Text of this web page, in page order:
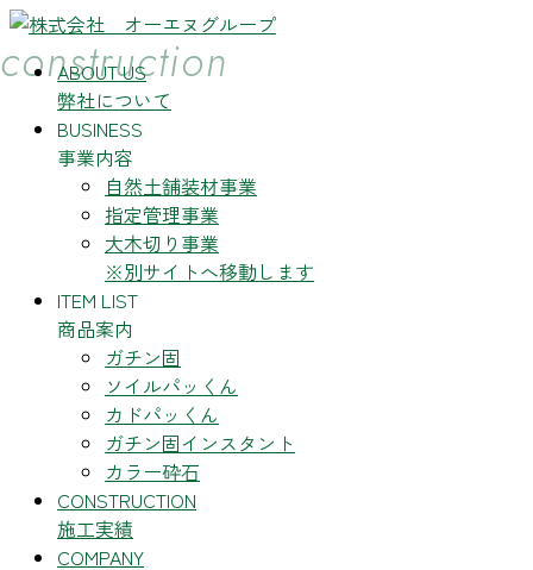
コ
ン
テ
ナ
ビ
ゲ
ABOUT US
弊社について
BUSINESS
事業内容
自然土舗装材事業
指定管理事業
大木切り事業
※別サイトへ移動します
ITEM LIST
商品案内
ガチン固
ソイルパッくん
カドパッくん
ガチン固インスタント
カラー砕石
CONSTRUCTION
施工実績
COMPANY
construction